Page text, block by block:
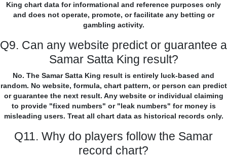
King chart data for informational and reference purposes only
and does not operate, promote, or facilitate any betting or
gambling activity.
Q9. Can any website predict or guarantee a
Samar Satta King result?
No. The Samar Satta King result is entirely luck-based and
random. No website, formula, chart pattern, or person can predict
or guarantee the next result. Any website or individual claiming
to provide "fixed numbers" or "leak numbers" for money is
misleading users. Treat all chart data as historical records only.
Q11. Why do players follow the Samar
record chart?